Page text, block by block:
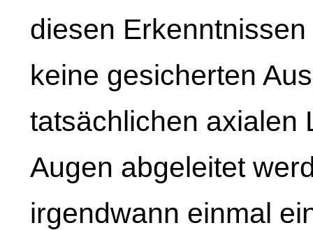
diesen
keine gesicherten
tatsächlichen axialen
Augen abgeleitet
irgendwann einmal